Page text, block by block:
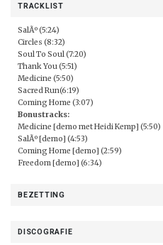
TRACKLIST
SalÃº (5:24)
Circles (8:32)
Soul To Soul (7:20)
Thank You (5:51)
Medicine (5:50)
Sacred Run(6:19)
Coming Home (3:07)
Bonustracks:
Medicine [demo met Heidi Kemp] (5:50)
SalÃº [demo] (4:53)
Coming Home [demo] (2:59)
Freedom [demo] (6:34)
BEZETTING
DISCOGRAFIE